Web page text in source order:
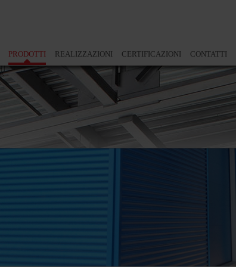
PRODOTTI REALIZZAZIONI CERTIFICAZIONI CONTATTI